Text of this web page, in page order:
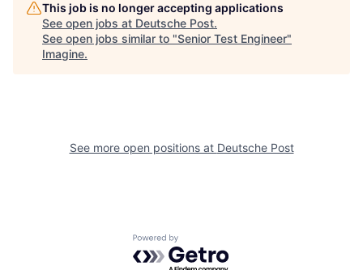
This job is no longer accepting applications
See open jobs at Deutsche Post.
See open jobs similar to "Senior Test Engineer"
Imagine.
See more open positions at Deutsche Post
Powered by Getro.com